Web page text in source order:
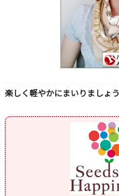
楽しく軽やかにまいりましょう